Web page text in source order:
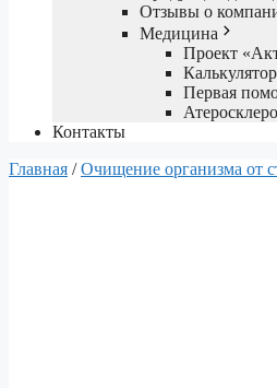
Отзывы о
Медицина
Проект
Первая
Контакты
Главная /Очищение организма от